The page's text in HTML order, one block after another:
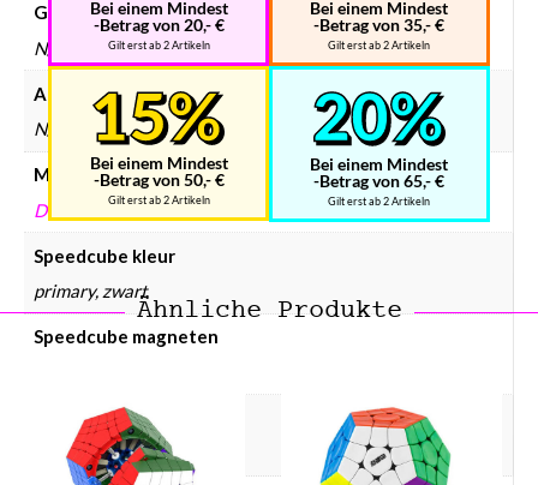
Gewicht
N/B
Afmetingen
N/B
Merken
DIANSHENG
Speedcube kleur
primary, zwart
Speedcube magneten
Speedcube merken
DianSheng
Bei einem Mindest
-Betrag von 20,- €
Gilt erst ab 2 Artikeln
Bei einem Mindest
-Betrag von 35,- €
Gilt erst ab 2 Artikeln
Bei einem Mindest
-Betrag von 50,- €
Gilt erst ab 2 Artikeln
Bei einem Mindest
-Betrag von 65,- €
Gilt erst ab 2 Artikeln
Ähnliche Produkte